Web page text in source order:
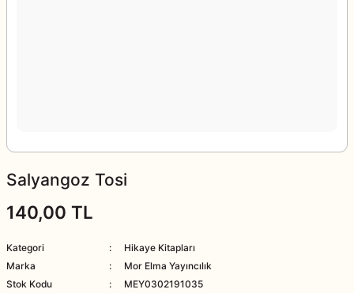
Salyangoz Tosi
140,00 TL
Kategori
Hikaye Kitapları
Marka
Mor Elma Yayıncılık
Stok Kodu
MEY0302191035